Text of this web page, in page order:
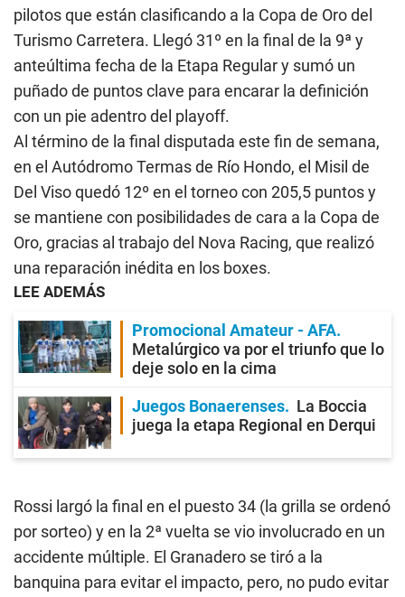
pilotos que están clasificando a la Copa de Oro del
Turismo Carretera. Llegó 31º en la final de la 9ª y
anteúltima fecha de la Etapa Regular y sumó un
puñado de puntos clave para encarar la definición
con un pie adentro del playoff.
Al término de la final disputada este fin de semana,
en el Autódromo Termas de Río Hondo, el Misil de
Del Viso quedó 12º en el torneo con 205,5 puntos y
se mantiene con posibilidades de cara a la Copa de
Oro, gracias al trabajo del Nova Racing, que realizó
una reparación inédita en los boxes.
LEE ADEMÁS
Promocional Amateur - AFA
Metalúrgico va por el triunfo que lo
deje solo en la cima
Juegos Bonaerenses
La Boccia
juega la etapa Regional en Derqui
Rossi largó la final en el puesto 34 (la grilla se ordenó
por sorteo) y en la 2ª vuelta se vio involucrado en un
accidente múltiple. El Granadero se tiró a la
banquina para evitar el impacto, pero, no pudo evitar